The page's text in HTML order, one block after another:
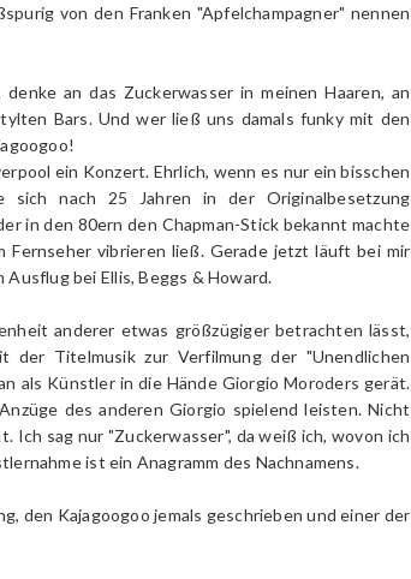
von den Franken "Apfelchampagner" nennen
an das Zuckerwasser in meinen Haaren, an
Bars. Und wer ließ uns damals funky mit den
ein Konzert. Ehrlich, wenn es nur ein bisschen
nach 25 Jahren in der Originalbesetzung
in den 80ern den Chapman-Stick bekannt machte
Fernseher vibrieren ließ. Gerade jetzt läuft bei mir
bei Ellis, Beggs & Howard.
anderer etwas größzügiger betrachten lässt,
der Titelmusik zur Verfilmung der "Unendlichen
als Künstler in die Hände Giorgio Moroders gerät.
des anderen Giorgio spielend leisten. Nicht
Ich sag nur "Zuckerwasser", da weiß ich, wovon ich
ist ein Anagramm des Nachnamens.
den Kajagoogoo jemals geschrieben und einer der